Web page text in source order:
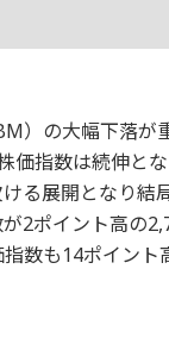
）の大幅下落が
価指数は続伸と
る展開となり結
2ポイント高の
数も14ポイント